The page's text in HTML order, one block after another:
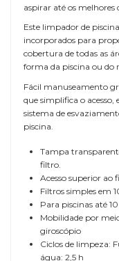
aspirar até os melhores
Este limpador de
incorporados para
cobertura de todas as
forma da piscina ou do
Fácil manuseamento
que simplifica o
sistema de
piscina.
Tampa
filtro.
Acesso superior ao
Filtros simples em
Para piscinas até
Mobilidade por
giroscópio
Ciclos de limpeza:
água: 2,5 h